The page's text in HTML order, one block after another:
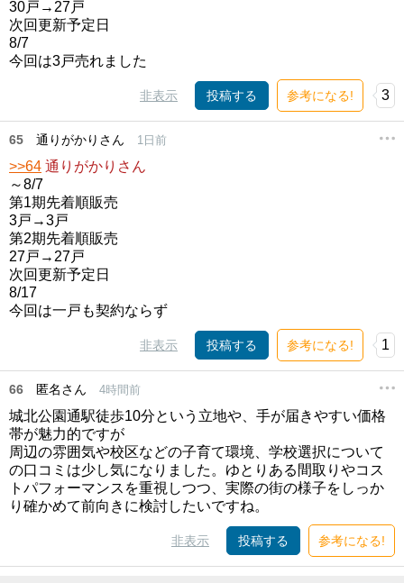
30戸→27戸
次回更新予定日
8/7
今回は3戸売れました
非表示 投稿する 参考になる! 3
65 通りがかりさん 1日前
>>64 通りがかりさん
～8/7
第1期先着順販売
3戸→3戸
第2期先着順販売
27戸→27戸
次回更新予定日
8/17
今回は一戸も契約ならず
非表示 投稿する 参考になる! 1
66 匿名さん 4時間前
城北公園通駅徒歩10分という立地や、手が届きやすい価格
帯が魅力的ですが
周辺の雰囲気や校区などの子育て環境、学校選択について
の口コミは少し気になりました。ゆとりある間取りやコス
トパフォーマンスを重視しつつ、実際の街の様子をしっか
り確かめて前向きに検討したいですね。
非表示 投稿する 参考になる!